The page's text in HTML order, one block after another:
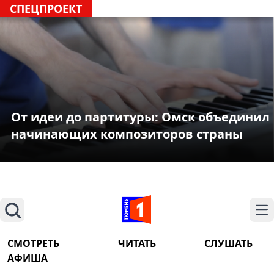
СПЕЦПРОЕКТ
От идеи до партитуры: Омск объединил
начинающих композиторов страны
Поиск
СМОТРЕТЬ ЧИТАТЬ
СЛУШАТЬ
АФИША